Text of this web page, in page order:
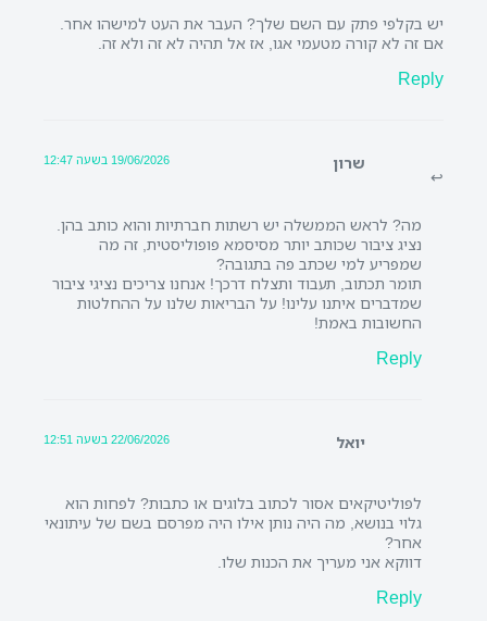
יש בקלפי פתק עם השם שלך? העבר את העט למישהו אחר.
אם זה לא קורה מטעמי אגו, אז אל תהיה לא זה ולא זה.
Reply
שרון 19/06/2026 בשעה 12:47
מה? לראש הממשלה יש רשתות חברתיות והוא כותב בהן.
נציג ציבור שכותב יותר מסיסמא פופוליסטית, זה מה
שמפריע למי שכתב פה בתגובה?
תומר תכתוב, תעבוד ותצלח דרכך! אנחנו צריכים נציגי ציבור
שמדברים איתנו עלינו! על הבריאות שלנו על ההחלטות
החשובות באמת!
Reply
יואל 22/06/2026 בשעה 12:51
לפוליטיקאים אסור לכתוב בלוגים או כתבות? לפחות הוא
גלוי בנושא, מה היה נותן אילו היה מפרסם בשם של עיתונאי
אחר?
דווקא אני מעריך את הכנות שלו.
Reply